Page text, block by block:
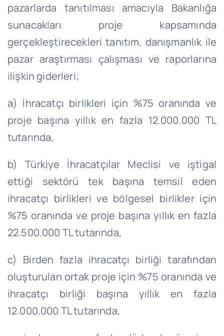
pazarlarda tanıtılması amacıyla Bakanlığa
sunacakları proje kapsamında
gerçekleştirecekleri tanıtım, danışmanlık ile
pazar araştırması çalışması ve raporlarına
ilişkin giderleri;
a) İhracatçı birlikleri için %75 oranında ve
proje başına yıllık en fazla 12.000.000 TL
tutarında,
b) Türkiye İhracatçılar Meclisi ve iştigal
ettiği sektörü tek başına temsil eden
ihracatçı birlikleri ve bölgesel birlikler için
%75 oranında ve proje başına yıllık en fazla
22.500.000 TL tutarında,
c) Birden fazla ihracatçı birliği tarafından
oluşturulan ortak proje için %75 oranında ve
ihracatçı birliği başına yıllık en fazla
12.000.000 TL tutarında,